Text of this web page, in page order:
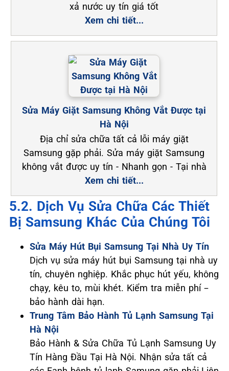
xả nước uy tín giá tốt
Xem chi tiết...
Sửa Máy Giặt Samsung Không Vắt Được tại
Hà Nội
Địa chỉ sửa chữa tất cả lỗi máy giặt
Samsung gặp phải. Sửa máy giặt Samsung
không vắt được uy tín - Nhanh gọn - Tại nhà
Xem chi tiết...
5.2. Dịch Vụ Sửa Chữa Các Thiết
Bị Samsung Khác Của Chúng Tôi
Sửa Máy Hút Bụi Samsung Tại Nhà Uy Tín
Dịch vụ sửa máy hút bụi Samsung tại nhà uy
tín, chuyên nghiệp. Khắc phục hút yếu, không
chạy, kêu to, mùi khét. Kiểm tra miễn phí –
bảo hành dài hạn.
Trung Tâm Bảo Hành Tủ Lạnh Samsung Tại
Hà Nội
Bảo Hành & Sửa Chữa Tủ Lạnh Samsung Uy
Tín Hàng Đầu Tại Hà Nội. Nhận sửa tất cả